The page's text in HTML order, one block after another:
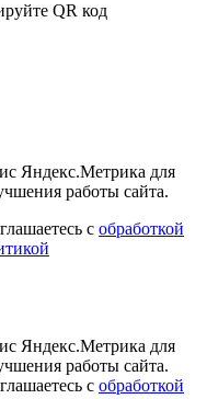
QR код
Яндекс.Метрика для
работы сайта.
с обработкой
Яндекс.Метрика для
работы сайта.
с обработкой